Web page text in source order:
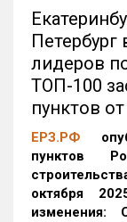
Петербург
лидеров
ТОП-100
пунктов
ЕРЗ.РФ
пунктов
октября
изменения: